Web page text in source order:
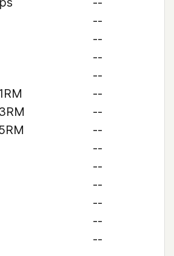
--
--
--
--
--
--
--
--
--
--
--
--
--